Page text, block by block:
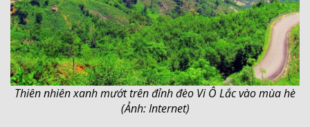
Thiên nhiên xanh mướt trên đỉnh đèo Vi Ô Lắc vào mùa hè
(Ảnh: Internet)